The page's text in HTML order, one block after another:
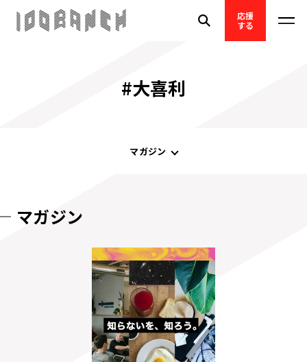
応援
する
#大喜利
マガジン
マガジン